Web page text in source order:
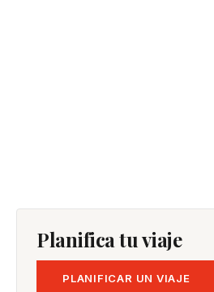
Planifica tu viaje
PLANIFICAR UN VIAJE